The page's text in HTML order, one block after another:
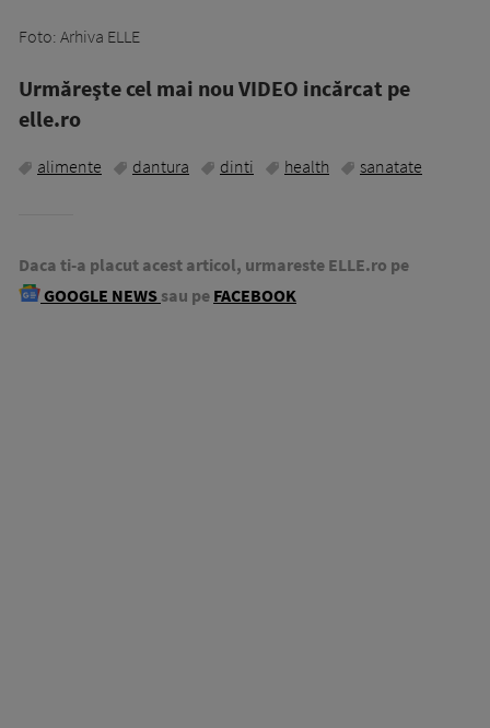
Foto: Arhiva ELLE
Urmăreşte cel mai nou VIDEO incărcat pe
elle.ro
alimente dantura dinti health sanatate
Daca ti-a placut acest articol, urmareste ELLE.ro pe
GOOGLE NEWS sau pe FACEBOOK